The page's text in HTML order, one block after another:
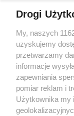
Drogi
My, naszych
uzyskujemy
przetwarzamy
informacje
zapewniania
pomiar reklam i
Użytkownika my